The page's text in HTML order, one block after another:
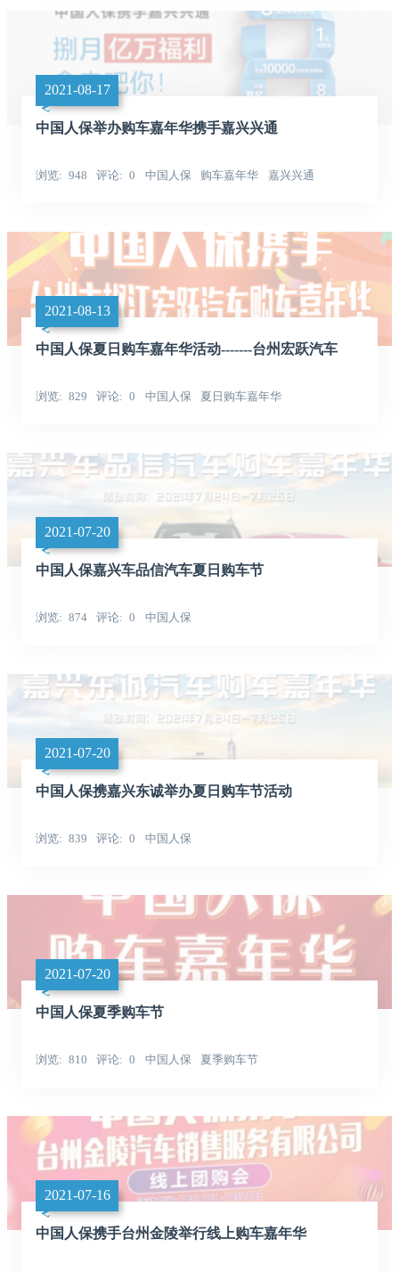
2021-08-17
中国人保举办购车嘉年华携手嘉兴兴通
浏览 948 评论 0 中国人保 购车嘉年华 嘉兴兴通
2021-08-13
中国人保夏日购车嘉年华活动-------台州宏跃汽车
浏览 829 评论 0 中国人保 夏日购车嘉年华
2021-07-20
中国人保嘉兴车品信汽车夏日购车节
浏览 874 评论 0 中国人保
2021-07-20
中国人保携嘉兴东诚举办夏日购车节活动
浏览 839 评论 0 中国人保
2021-07-20
中国人保夏季购车节
浏览 810 评论 0 中国人保 夏季购车节
2021-07-16
中国人保携手台州金陵举行线上购车嘉年华